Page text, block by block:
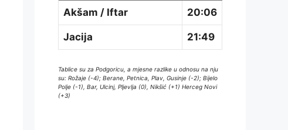
Akšam / Iftar 20:06
Jacija 21:49
Tablice su za Podgoricu, a mjesne razlike u odnosu na nju
su: Rožaje (-4); Berane, Petnica, Plav, Gusinje (-2); Bijelo
Polje (-1), Bar, Ulcinj, Pljevlja (0), Nikšić (+1) Herceg Novi
(+3)